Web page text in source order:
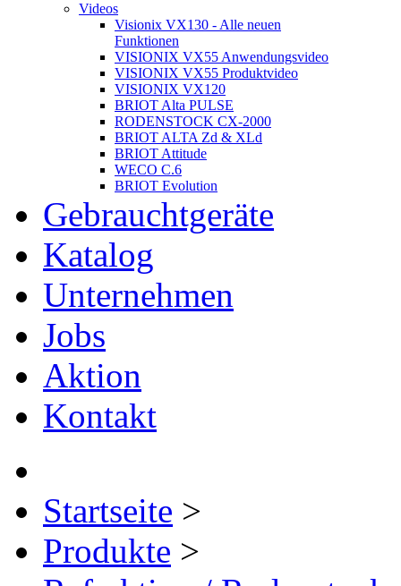
Videos
Visionix VX130 - Alle neuen
Funktionen
VISIONIX VX55 Anwendungsvideo
VISIONIX VX55 Produktvideo
VISIONIX VX120
BRIOT Alta PULSE
RODENSTOCK CX-2000
BRIOT ALTA Zd & XLd
BRIOT Attitude
WECO C.6
BRIOT Evolution
Gebrauchtgeräte
Katalog
Unternehmen
Jobs
Aktion
Kontakt
Startseite >
Produkte >